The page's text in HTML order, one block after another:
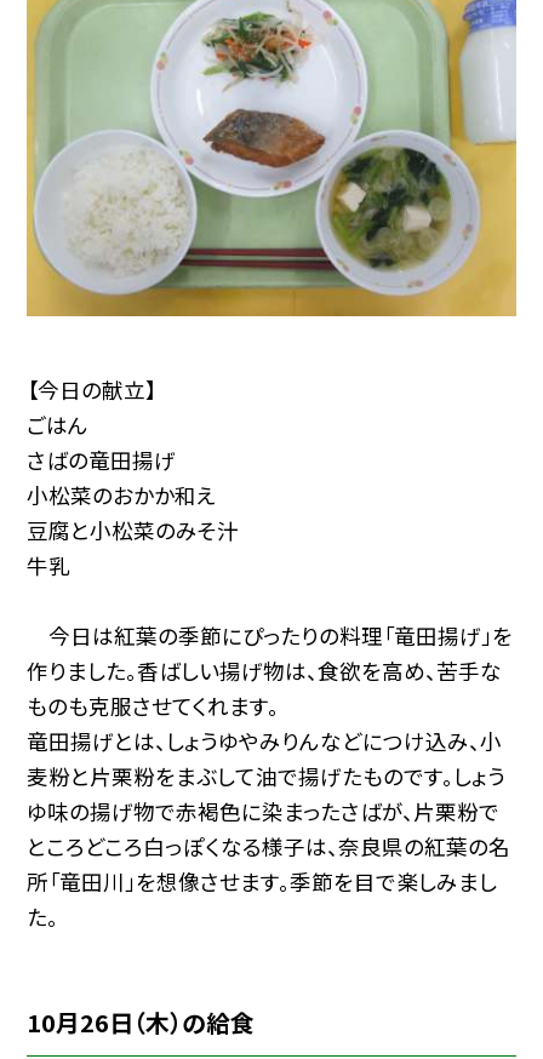
【今日の献立】
ごはん
さばの竜田揚げ
小松菜のおかか和え
豆腐と小松菜のみそ汁
牛乳
今日は紅葉の季節にぴったりの料理「竜田揚げ」を
作りました。香ばしい揚げ物は、食欲を高め、苦手な
ものも克服させてくれます。
竜田揚げとは、しょうゆやみりんなどにつけ込み、小
麦粉と片栗粉をまぶして油で揚げたものです。しょう
ゆ味の揚げ物で赤褐色に染まったさばが、片栗粉で
ところどころ白っぽくなる様子は、奈良県の紅葉の名
所「竜田川」を想像させます。季節を目で楽しみまし
た。
10月26日（木）の給食